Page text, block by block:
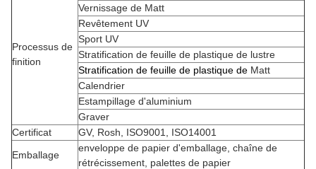
Processus de
finition
Vernissage de Matt
Revêtement UV
Sport UV
Stratification de feuille de plastique de lustre
Stratification de feuille de plastique de Matt
Calendrier
Estampillage d'aluminium
Graver
Certificat
GV, Rosh, ISO9001, ISO14001
Emballage
enveloppe de papier d'emballage, chaîne de
rétrécissement, palettes de papier